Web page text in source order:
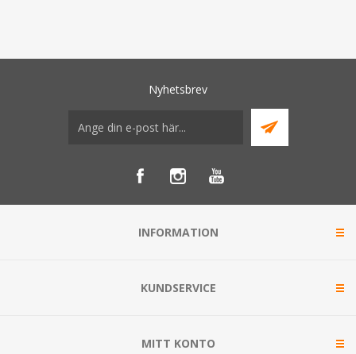
Nyhetsbrev
INFORMATION
KUNDSERVICE
MITT KONTO